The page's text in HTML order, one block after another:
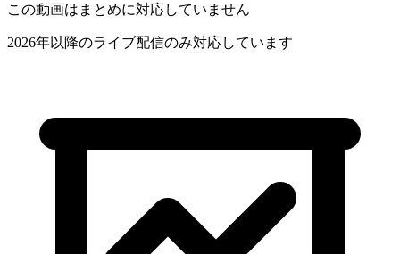
この動画はまとめに対応していません
2026年以降のライブ配信のみ対応しています